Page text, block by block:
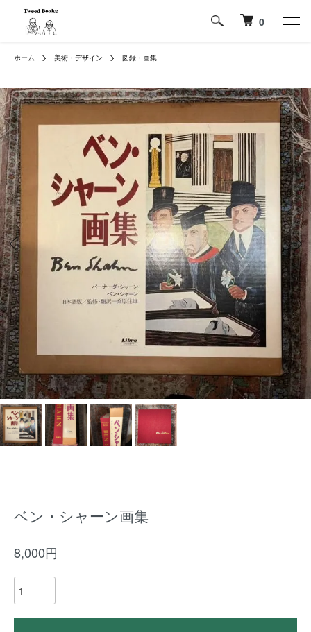
0
ホーム 美術・デザイン 図録・画集
ベン・シャーン画集
8,000円